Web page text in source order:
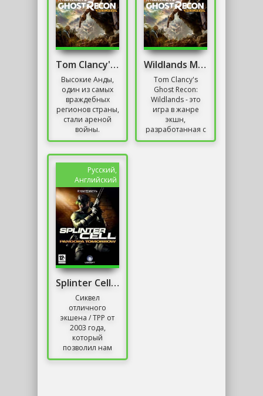
Tom Clancy's Ghost Recon Wildlands
Высокие Анды,
один из самых
враждебных
регионов страны,
стали ареной
войны.
Харизматичная
Кабра взяла под
свой контроль...
Wildlands Механики
Tom Clancy's
Ghost Recon:
Wildlands - это
игра в жанре
экшн,
разработанная с
учетом основных
Русский,
Английский
Splinter Cell: Pandora Tomorrow
Сиквел
отличного
экшена / TPP от
2003 года,
который
позволил нам
сыграть роль